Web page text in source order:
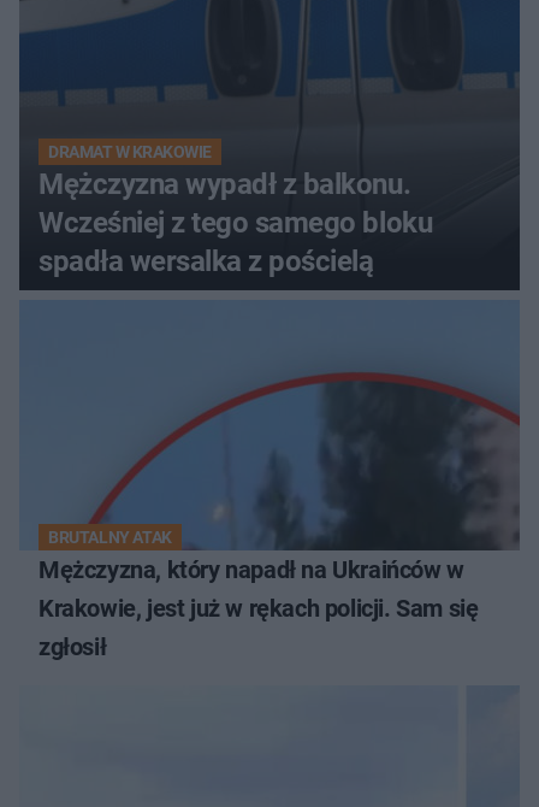
DRAMAT W KRAKOWIE
Mężczyzna wypadł z balkonu.
Wcześniej z tego samego bloku
spadła wersalka z pościelą
BRUTALNY ATAK
Mężczyzna, który napadł na Ukraińców w
Krakowie, jest już w rękach policji. Sam się
zgłosił